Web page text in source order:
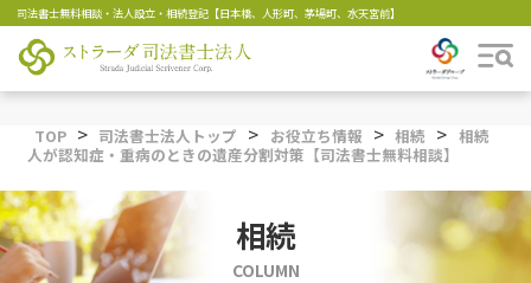
司法書士無料相談・法人設立・相続登記【日本橋、人形町、茅場町、水天宮前】
TOP > 司法書士法人トップ > お役立ち情報 > 相続 > 相続
人が認知症・重病のときの遺産分割対策【司法書士無料相談】
相続
COLUMN